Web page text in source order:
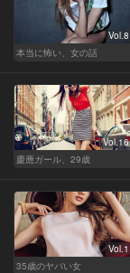
Vol.8
本当に怖い、女の話
Vol.16
慶應ガール、29歳
Vol.1
35歳のヤバい女